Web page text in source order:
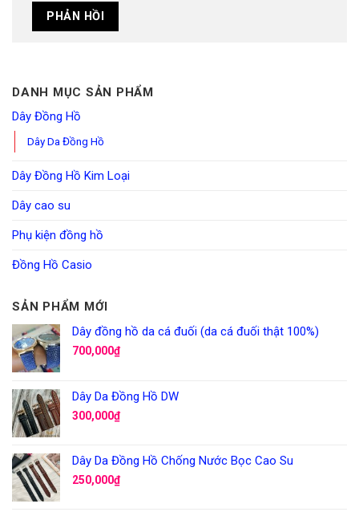
DANH MỤC SẢN PHẨM
Dây Đồng Hồ
Dây Da Đồng Hồ
Dây Đồng Hồ Kim Loại
Dây cao su
Phụ kiện đồng hồ
Đồng Hồ Casio
SẢN PHẨM MỚI
Dây đồng hồ da cá đuối (da cá đuối thật 100%)
700,000₫
Dây Da Đồng Hồ DW
300,000₫
Dây Da Đồng Hồ Chống Nước Bọc Cao Su
250,000₫